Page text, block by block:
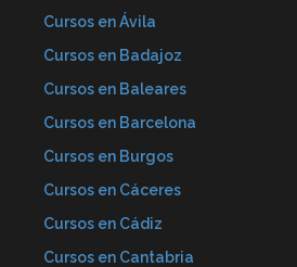
Cursos en Ávila
Cursos en Badajoz
Cursos en Baleares
Cursos en Barcelona
Cursos en Burgos
Cursos en Cáceres
Cursos en Cádiz
Cursos en Cantabria